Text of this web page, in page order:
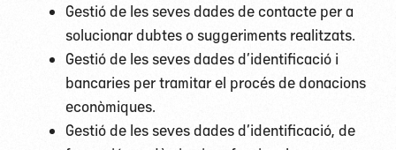
Gestió de les seves dades de contacte per a
solucionar dubtes o suggeriments realitzats.
Gestió de les seves dades d’identificació i
bancaries per tramitar el procés de donacions
econòmiques.
Gestió de les seves dades d’identificació, de